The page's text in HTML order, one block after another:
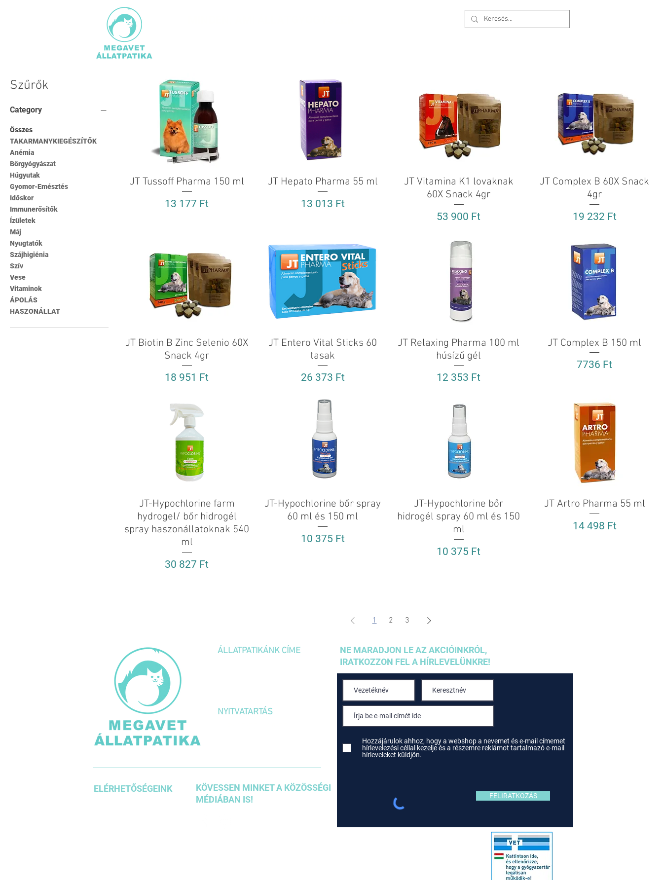
Szűrők
Category
Összes
TAKARMANYKIEGÉSZÍTŐK
Anémia
Bőrgyógyászat
Húgyutak
Gyomor-Emésztés
Időskor
Immunerősítők
Ízületek
Máj
Nyugtatók
Szájhigiénia
Szív
Vese
Vitaminok
ÁPOLÁS
HASZONÁLLAT
Gyorsnézet
JT Tussoff Pharma 150 ml
Ár
13 177 Ft
Gyorsnézet
JT Hepato Pharma 55 ml
Ár
13 013 Ft
Gyorsnézet
JT Vitamina K1 lovaknak
60X Snack 4gr
Ár
53 900 Ft
Gyorsnézet
JT Complex B 60X Snack
4gr
Ár
19 232 Ft
Gyorsnézet
JT Biotin B Zinc Selenio 60X
Snack 4gr
Ár
18 951 Ft
Gyorsnézet
JT Entero Vital Sticks 60
tasak
Ár
26 373 Ft
Gyorsnézet
JT Relaxing Pharma 100 ml
húsízű gél
Ár
12 353 Ft
Gyorsnézet
JT Complex B 150 ml
Ár
7736 Ft
Gyorsnézet
JT-Hypochlorine farm
hydrogel/ bőr hidrogél
spray haszonállatoknak 540
ml
Ár
30 827 Ft
Gyorsnézet
JT-Hypochlorine bőr spray
60 ml és 150 ml
Ár
10 375 Ft
Gyorsnézet
JT-Hypochlorine bőr
hidrogél spray 60 ml és 150
ml
Ár
10 375 Ft
Gyorsnézet
JT Artro Pharma 55 ml
Ár
14 498 Ft
1 2 3
ÁLLATPATIKÁNK CÍME
NYITVATARTÁS
ELÉRHETŐSÉGEINK
KÖVESSEN MINKET A KÖZÖSSÉGI
MÉDIÁBAN IS!
NE MARADJON LE AZ AKCIÓINKRÓL,
IRATKOZZON FEL A HÍRLEVELÜNKRE!
Hozzájárulok ahhoz, hogy a webshop a nevemet és e-mail címemet
hírlevelezési céllal kezelje és a részemre reklámot tartalmazó e-mail
hírleveleket küldjön.
FELIRATKOZÁS